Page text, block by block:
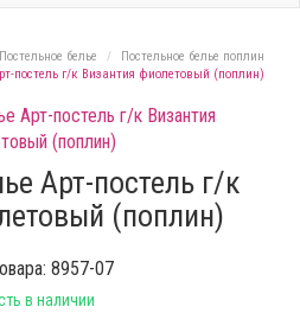
Постельное белье
Постельное белье поплин
постель г/к Византия фиолетовый (поплин)
Арт-постель г/к
(поплин)
8957-07
в наличии